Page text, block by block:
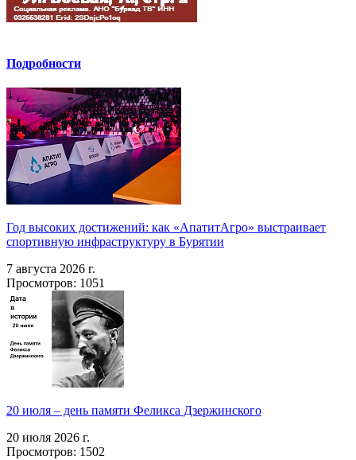
Подробности
Год высоких достижений: как «АпатитАгро» выстраивает
спортивную инфраструктуру в Бурятии
7 августа 2026 г.
Просмотров: 1051
20 июля – день памяти Феликса Дзержинского
20 июля 2026 г.
Просмотров: 1502